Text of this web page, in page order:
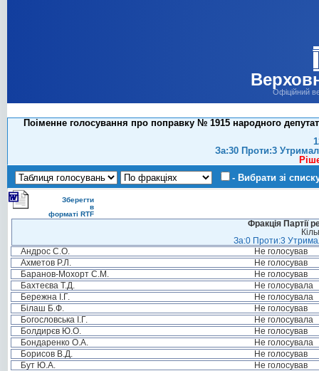
Офіційний
Поіменне голосування про поправку № 1915 народного
За:30 Проти:3
- Вибрати зі
Зберегти
в
форматі RTF
Фракція Партії
За:0 Проти:3
Андрос С.О.
Не голосував
Ахметов Р.Л.
Не голосував
Баранов-Мохорт С.М.
Не голосував
Бахтеєва Т.Д.
Не голосувала
Бережна І.Г.
Не голосувала
Білаш Б.Ф.
Не голосував
Богословська І.Г.
Не голосувала
Болдирєв Ю.О.
Не голосував
Бондаренко О.А.
Не голосувала
Борисов В.Д.
Не голосував
Бут Ю.А.
Не голосував